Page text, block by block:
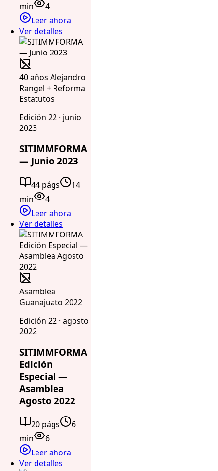
min
4
Leer ahora
Ver detalles
40 años Alejandro
Rangel + Reforma
Estatutos
Edición 22 · junio
2023
SITIMMFORMA
— Junio 2023
44 págs
14
min
4
Leer ahora
Ver detalles
Asamblea
Guanajuato 2022
Edición 22 · agosto
2022
SITIMMFORMA
Edición
Especial —
Asamblea
Agosto 2022
20 págs
6
min
6
Leer ahora
Ver detalles